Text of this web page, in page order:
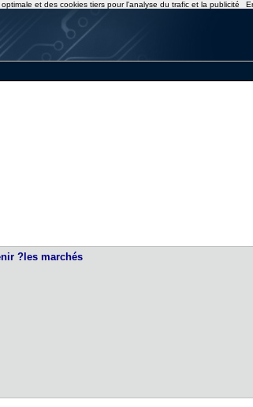
?les marchés
et des cookies tiers pour l'analyse du trafic et la publicité